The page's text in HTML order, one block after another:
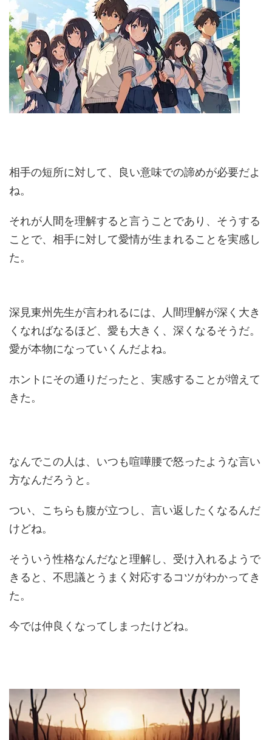
相手の短所に対して、良い意味での諦めが必要だよ
ね。
それが人間を理解すると言うことであり、そうする
ことで、相手に対して愛情が生まれることを実感し
た。
深見東州先生が言われるには、人間理解が深く大き
くなればなるほど、愛も大きく、深くなるそうだ。
愛が本物になっていくんだよね。
ホントにその通りだったと、実感することが増えて
きた。
なんでこの人は、いつも喧嘩腰で怒ったような言い
方なんだろうと。
つい、こちらも腹が立つし、言い返したくなるんだ
けどね。
そういう性格なんだなと理解し、受け入れるようで
きると、不思議とうまく対応するコツがわかってき
た。
今では仲良くなってしまったけどね。